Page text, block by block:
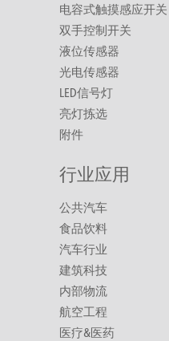
电容式触摸感应开关
双手控制开关
液位传感器
光电传感器
LED信号灯
亮灯拣选
附件
行业应用
公共汽车
食品饮料
汽车行业
建筑科技
内部物流
航空工程
医疗&医药